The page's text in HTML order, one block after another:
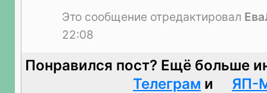
Это сообщение отредактировал
22:08
Понравился пост? Ещё больше
Телеграм и ЯП-